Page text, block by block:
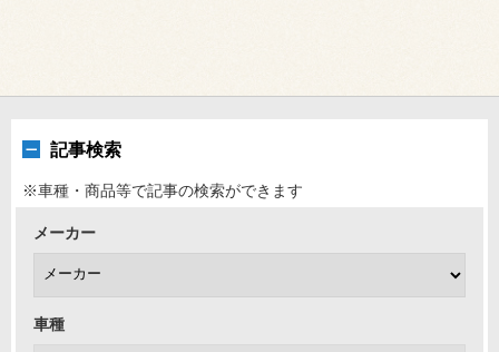
記事検索
※車種・商品等で記事の検索ができます
メーカー
車種